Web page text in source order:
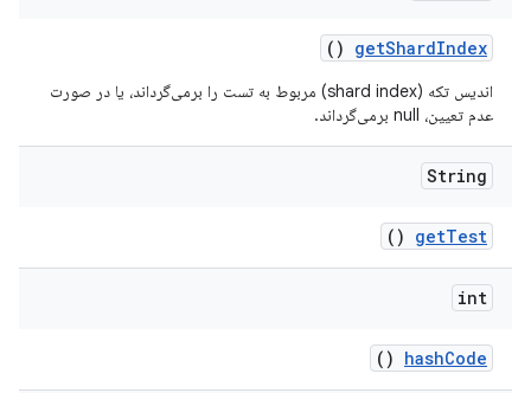
getShardIndex
()
اندیس تکه (shard index) مربوط به تست را برمی‌گرداند، یا در صورت
عدم تعیین، null برمی‌گرداند.
String
getTest
()
int
hashCode
()